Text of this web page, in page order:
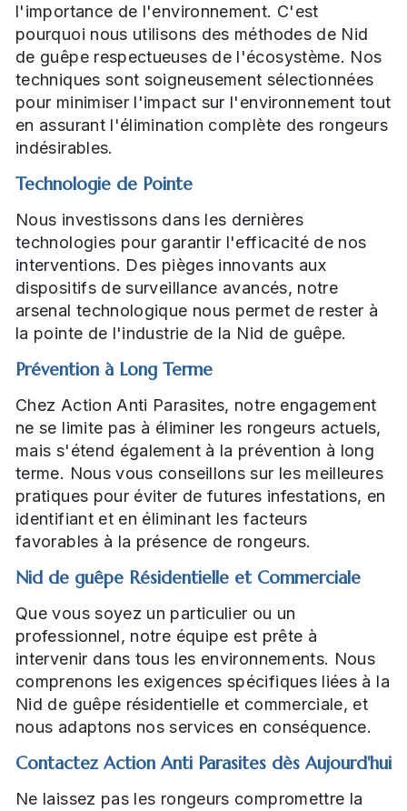
l'importance de l'environnement. C'est
pourquoi nous utilisons des méthodes de Nid
de guêpe respectueuses de l'écosystème. Nos
techniques sont soigneusement sélectionnées
pour minimiser l'impact sur l'environnement tout
en assurant l'élimination complète des rongeurs
indésirables.
Technologie de Pointe
Nous investissons dans les dernières
technologies pour garantir l'efficacité de nos
interventions. Des pièges innovants aux
dispositifs de surveillance avancés, notre
arsenal technologique nous permet de rester à
la pointe de l'industrie de la Nid de guêpe.
Prévention à Long Terme
Chez Action Anti Parasites, notre engagement
ne se limite pas à éliminer les rongeurs actuels,
mais s'étend également à la prévention à long
terme. Nous vous conseillons sur les meilleures
pratiques pour éviter de futures infestations, en
identifiant et en éliminant les facteurs
favorables à la présence de rongeurs.
Nid de guêpe Résidentielle et Commerciale
Que vous soyez un particulier ou un
professionnel, notre équipe est prête à
intervenir dans tous les environnements. Nous
comprenons les exigences spécifiques liées à la
Nid de guêpe résidentielle et commerciale, et
nous adaptons nos services en conséquence.
Contactez Action Anti Parasites dès Aujourd'hui
Ne laissez pas les rongeurs compromettre la